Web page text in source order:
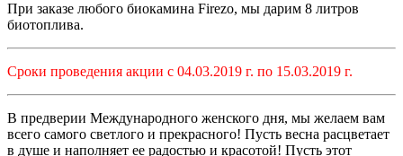
При заказе любого биокамина Firezo, мы дарим 8 литров
биотоплива.
Сроки проведения акции с 04.03.2019 г. по 15.03.2019 г.
В предверии Международного женского дня, мы желаем вам
всего самого светлого и прекрасного! Пусть весна расцветает
в душе и наполняет ее радостью и красотой! Пусть этот